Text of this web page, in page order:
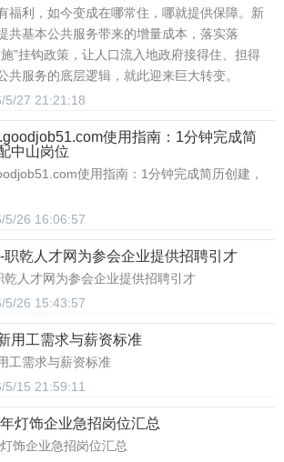
福利，如今变成在哪常住，哪就提供保障。新
共基本公共服务带来的增量成本，落实落
”挂钩政策，让人口流入地政府接得住、担得
共服务的底层逻辑，就此迎来巨大转变。
5/27 21:21:18
使用指南：1分钟完成简
中山岗位
使用指南：1分钟完成简历创建，
5/26 16:06:57
职乾人才网为参会企业提供招聘引才
人才网为参会企业提供招聘引才
5/26 15:43:57
用工需求与薪资标准
工需求与薪资标准
5/15 21:59:11
灯饰企业急招岗位汇总
饰企业急招岗位汇总